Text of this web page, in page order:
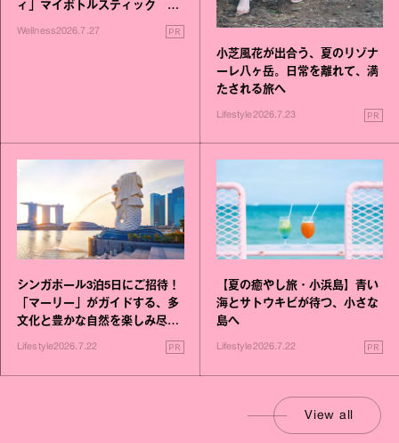
ィ」マイボトルスティック い
いこと毎日》シリーズが誕生
Wellness2026.7.27 PR
小芝風花が出合う、夏のリゾナ
ーレ八ヶ岳。日常を離れて、満
たされる旅へ
Lifestyle2026.7.23 PR
シンガポール3泊5日にご招待！
「マーリー」がガイドする、多
文化と豊かな自然を楽しみ尽く
Lifestyle2026.7.22 PR
【夏の癒やし旅・小浜島】青い
海とサトウキビが待つ、小さな
島へ
Lifestyle2026.7.22 PR
View all